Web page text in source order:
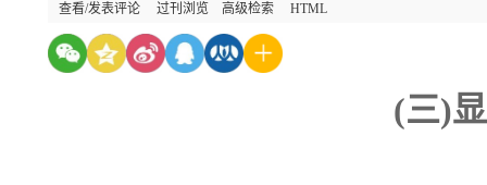
查看/发表评论
过刊浏览 高级检索 HTML
(三)